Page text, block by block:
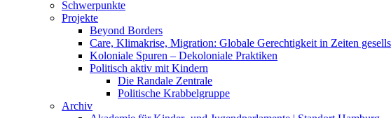
Schwerpunkte
Projekte
Beyond Borders
Care, Klimakrise, Migration: Globale Gerechtigkeit in Zeiten
Koloniale Spuren – Dekoloniale Praktiken
Politisch aktiv mit Kindern
Die Randale Zentrale
Politische Krabbelgruppe
Archiv